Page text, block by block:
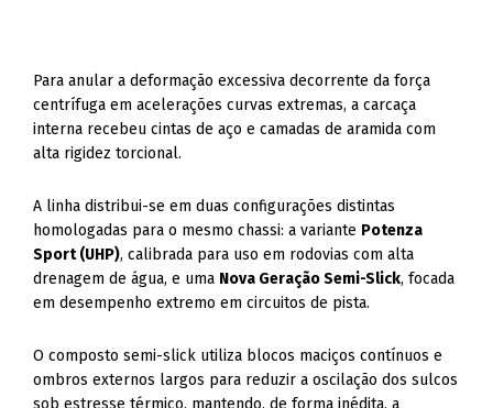
Para anular a deformação excessiva decorrente da força
centrífuga em acelerações curvas extremas, a carcaça
interna recebeu cintas de aço e camadas de aramida com
alta rigidez torcional.
A linha distribui-se em duas configurações distintas
homologadas para o mesmo chassi: a variante Potenza
Sport (UHP), calibrada para uso em rodovias com alta
drenagem de água, e uma Nova Geração Semi-Slick, focada
em desempenho extremo em circuitos de pista.
O composto semi-slick utiliza blocos maciços contínuos e
ombros externos largos para reduzir a oscilação dos sulcos
sob estresse térmico, mantendo, de forma inédita, a